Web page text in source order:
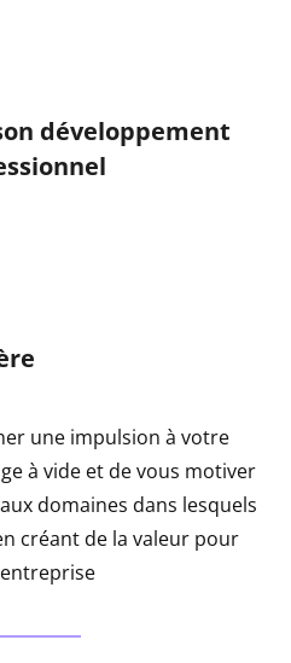
développement
une impulsion à votre
à vide et de vous motiver
domaines dans lesquels
créant de la valeur pour